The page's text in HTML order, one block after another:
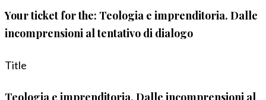
Your ticket for the: Teologia e imprenditoria. Dalle
incomprensioni al tentativo di dialogo
Title
Teologia e imprenditoria. Dalle incomprensioni al